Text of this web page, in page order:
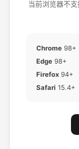
当前浏览器不
Chrome 98+
Edge 98+
Firefox 94+
Safari 15.4+